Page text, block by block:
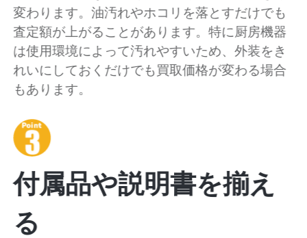
変わります。油汚れやホコリを落とすだけでも
査定額が上がることがあります。特に厨房機器
は使用環境によって汚れやすいため、外装をき
れいにしておくだけでも買取価格が変わる場合
もあります。
付属品や説明書を揃え
る